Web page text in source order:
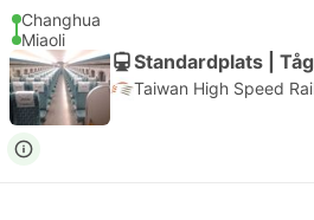
Changhua
Miaoli
Standardplats |
Taiwan High Speed